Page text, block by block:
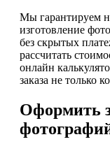
Мы гарантируем
изготовление
без скрытых
рассчитать
онлайн
заказа не только
Оформить